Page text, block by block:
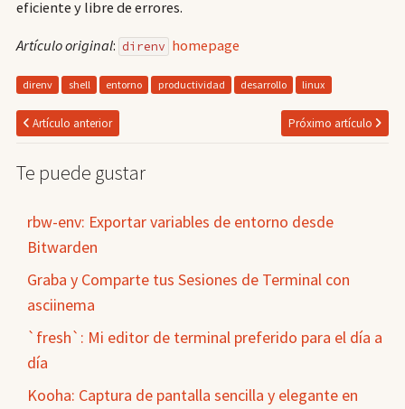
eficiente y libre de errores.
Artículo original: direnv homepage
direnv shell entorno productividad desarrollo linux
Artículo anterior Próximo artículo
Te puede gustar
rbw-env: Exportar variables de entorno desde
Bitwarden
Graba y Comparte tus Sesiones de Terminal con
asciinema
`fresh`: Mi editor de terminal preferido para el día a
día
Kooha: Captura de pantalla sencilla y elegante en